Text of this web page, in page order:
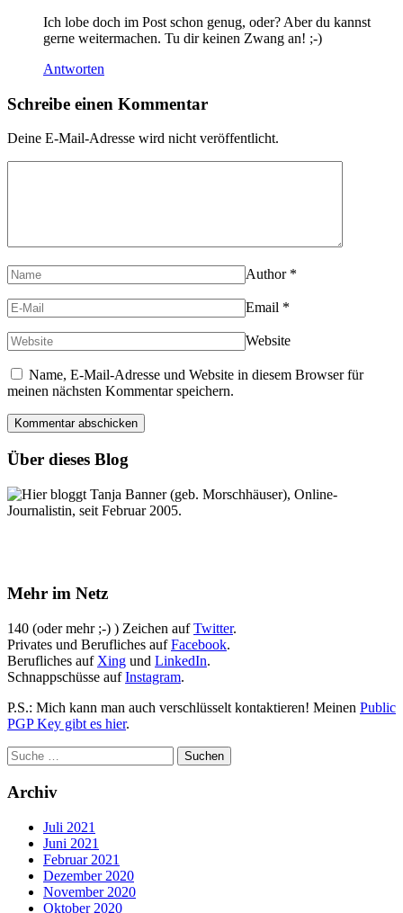
Ich lobe doch im Post schon genug, oder? Aber du kannst
gerne weitermachen. Tu dir keinen Zwang an! ;-)
Antworten
Schreibe einen Kommentar
Deine E-Mail-Adresse wird nicht veröffentlicht.
Author *
Email *
Website
Name, E-Mail-Adresse und Website in diesem Browser für
meinen nächsten Kommentar speichern.
Über dieses Blog
Hier bloggt Tanja Banner (geb. Morschhäuser), Online-
Journalistin, seit Februar 2005.
Mehr im Netz
140 (oder mehr ;-) ) Zeichen aufTwitter.
Privates und Berufliches aufFacebook.
Berufliches auf Xing und LinkedIn.
Schnappschüsse aufInstagram.
P.S.: Mich kann man auch verschlüsselt kontaktieren! Meinen Public
PGP Key gibt es hier.
Archiv
Juli 2021
Juni 2021
Februar 2021
Dezember 2020
November 2020
Oktober 2020